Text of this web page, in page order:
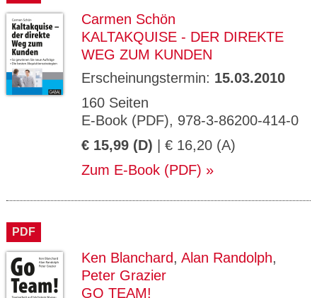
Carmen Schön
KALTAKQUISE - DER DIREKTE
WEG ZUM KUNDEN
Erscheinungstermin: 15.03.2010
160 Seiten
E-Book (PDF), 978-3-86200-414-0
€ 15,99 (D) | € 16,20 (A)
Zum E-Book (PDF)
PDF
Ken Blanchard, Alan Randolph,
Peter Grazier
GO TEAM!